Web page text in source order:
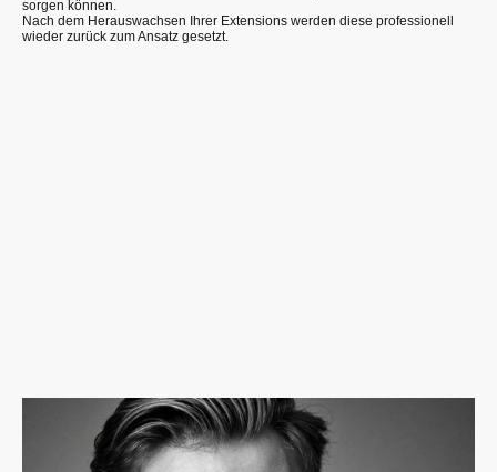
sorgen können.
Nach dem Herauswachsen Ihrer Extensions werden diese professionell
wieder zurück zum Ansatz gesetzt.